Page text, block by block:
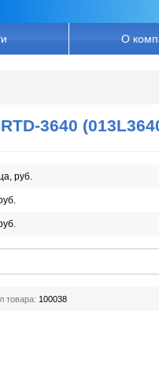
О
3640
руб.
товара: 100038